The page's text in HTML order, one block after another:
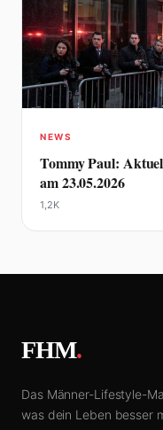
NEWS
Tommy Paul:
am 23.05.2026
1,2K
FHM.
Das Männer-Lifestyle-
was dein Leben besser